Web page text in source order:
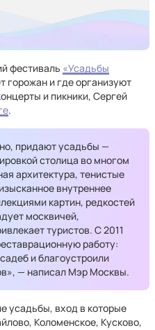
фестиваль «Усадьбы
горожан и где организуют
и пикники, Сергей
.
придают усадьбы —
столица во многом
архитектура, тенистые
внутреннее
картин, редкостей
москвичей,
туристов. С 2011
работу:
и благоустроили
— написал Мэр Москвы.
усадьбы, вход в которые
Коломенское, Кусково,